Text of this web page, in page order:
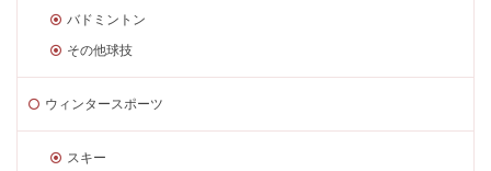
バドミントン
その他球技
ウィンタースポーツ
スキー